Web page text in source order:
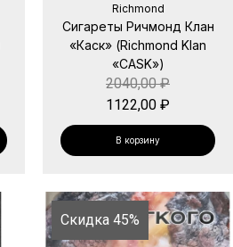
Richmond
Сигареты Ричмонд Клан
«Каск» (Richmond Klan
«CASK»)
2040,00₽
1122,00 ₽
В корзину
Скидка 45%